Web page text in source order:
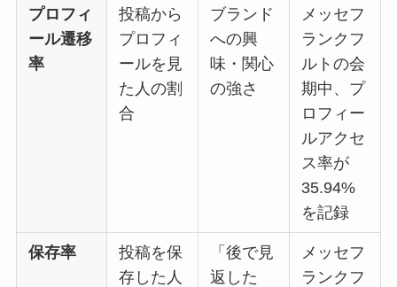
プロフィ
ール遷移
率
投稿から
プロフィ
ールを見
た人の割
合
ブランド
への興
味・関心
の強さ
メッセフ
ランクフ
ルトの会
期中、プ
ロフィー
ルアクセ
ス率が
35.94%
を記録
保存率
投稿を保
存した人
「後で見
返した
メッセフ
ランクフ